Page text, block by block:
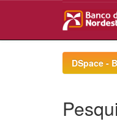
DSpace -